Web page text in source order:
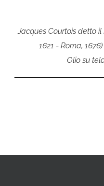
Jacques Courtois detto il
1621 - Roma,
Olio su